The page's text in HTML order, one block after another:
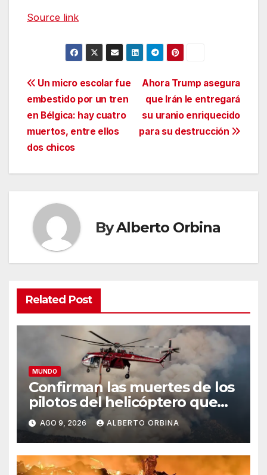
Source link
Navegación
de
entradas
Ahora Trump asegura
que Irán le entregará
su uranio enriquecido
para su destrucción
Un micro escolar fue
embestido por un tren
en Bélgica: hay cuatro
muertos, entre ellos
dos chicos
ByAlberto Orbina
Related Post
MUNDO
Confirman las muertes de los
pilotos del helicóptero que
quedó atrapado en medio del
incendio forestal, tras
estrellarse en Utah
AGO 9, 2026 ALBERTO ORBINA